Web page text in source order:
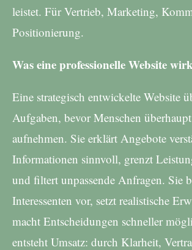
leistet. Für Vertrieb, Marketing,
Positionierung.
Was eine professionelle Website
Eine strategisch entwickelte Website
Aufgaben, bevor Menschen
aufnehmen. Sie erklärt Angebote
Informationen sinnvoll, grenzt
und filtert unpassende Anfragen. Sie
Interessenten vor, setzt realistische
macht Entscheidungen schneller
entsteht Umsatz: durch Klarheit,